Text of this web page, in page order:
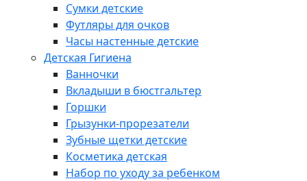
Сумки детские
Футляры для очков
Часы настенные детские
Детская Гигиена
Ванночки
Вкладыши в бюстгальтер
Горшки
Грызунки-прорезатели
Зубные щетки детские
Косметика детская
Набор по уходу за ребенком